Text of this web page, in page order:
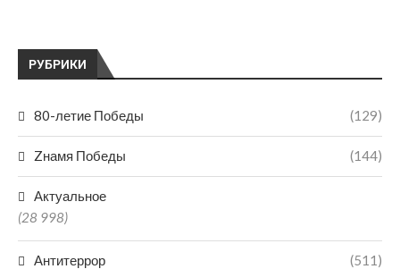
РУБРИКИ
80-летие Победы (129)
Zнамя Победы (144)
Актуальное
(28 998)
Антитеррор (511)